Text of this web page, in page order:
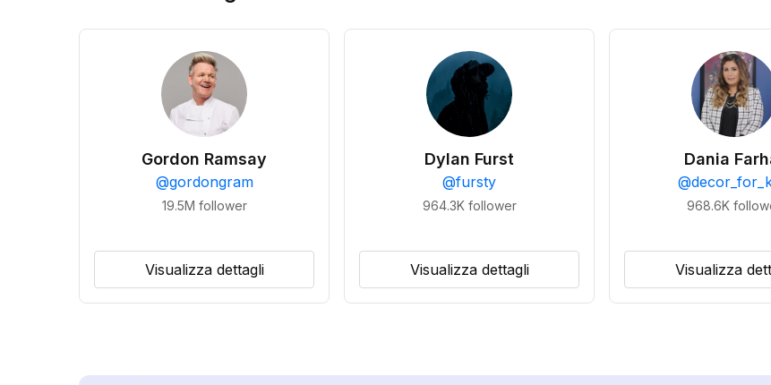
Gordon Ramsay
@gordongram
19.5M follower
Visualizza dettagli
Dylan Furst
@fursty
964.3K follower
Visualizza dettagli
Dania
@
968.6K
Visualizza